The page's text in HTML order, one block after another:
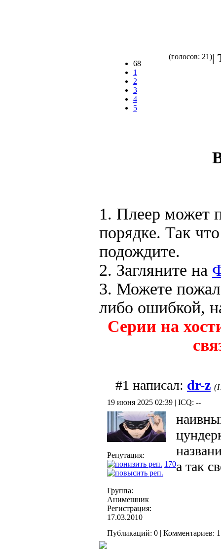
68
1
2
3
4
5
(голосов: 21)|
1. Плеер может
порядке. Так
подождите.
2. Загляните на
3. Можете
либо ошибкой,
Серии на
#1 написал: dr-z
19 июня 2025 02:39 | ICQ: --
Репутация:
170
Группа:
Анимешник
Регистрация:
17.03.2010
а так
Публикаций: 0 | Комментариев: